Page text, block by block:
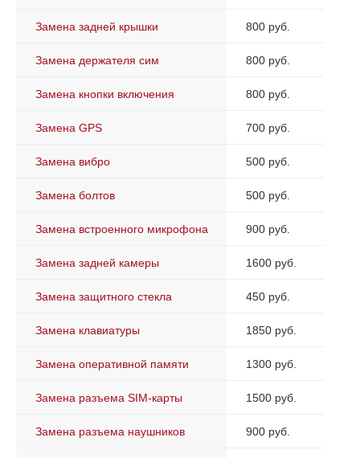
Замена задней крышки 800 руб.
Замена держателя сим 800 руб.
Замена кнопки включения 800 руб.
Замена GPS 700 руб.
Замена вибро 500 руб.
Замена болтов 500 руб.
Замена встроенного микрофона 900 руб.
Замена задней камеры 1600 руб.
Замена защитного стекла 450 руб.
Замена клавиатуры 1850 руб.
Замена оперативной памяти 1300 руб.
Замена разъема SIM-карты 1500 руб.
Замена разъема наушников 900 руб.